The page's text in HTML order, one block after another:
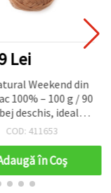
Lei
Weekend din
100% – 100 g / 90
deschis, ideal
tricotat, croșetat
decorațiuni de casă
COD: 411653
în Coş